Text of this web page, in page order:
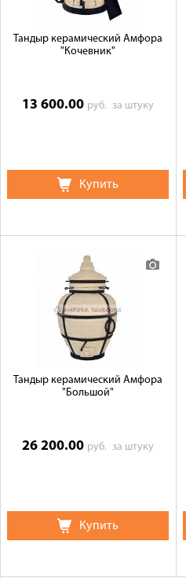
Тандыр керамический Амфора
"Кочевник"
13 600.00 руб.за штуку
Купить
Тандыр керамический Амфора
"Большой"
26 200.00 руб.за штуку
Купить